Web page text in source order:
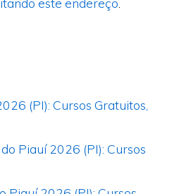
(PI): Cursos Gratuitos,
Piauí 2026 (PI): Cursos